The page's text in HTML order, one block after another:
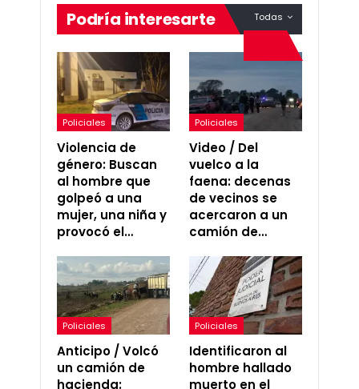
Todas
Podría interesarte
Policiales
Violencia de
género: Buscan
al hombre que
golpeó a una
mujer, una niña y
provocó el…
Policiales
Video / Del
vuelco a la
faena: decenas
de vecinos se
acercaron a un
camión de…
Policiales
Anticipo / Volcó
un camión de
hacienda:
Policiales
Identificaron al
hombre hallado
muerto en el